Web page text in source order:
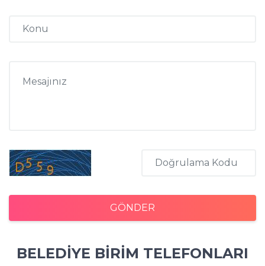
GÖNDER
BELEDİYE BİRİM TELEFONLARI